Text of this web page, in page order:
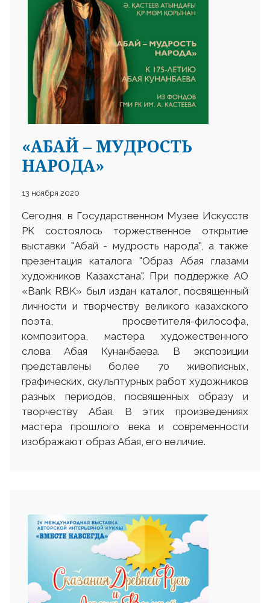
«АБАЙ – МУДРОСТЬ
НАРОДА»
13 ноября 2020
Сегодня, в Государственном Музее Искусств
РК состоялось торжественное открытие
выставки "Абай - мудрость народа", а также
презентация каталога "Образ Абая глазами
художников Казахстана". При поддержке АО
«Bank RBK» был издан каталог, посвященный
личности и творчеству великого казахского
поэта, просветителя-философа,
композитора, мастера художественного
слова Абая Кунанбаева. В экспозиции
представлены более 70 живописных,
графических, скульптурных работ художников
разных периодов, посвященных образу и
творчеству Абая. В этих произведениях
мастера прошлого века и современности
изображают образ Абая, его величие.